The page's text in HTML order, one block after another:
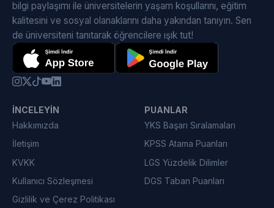
bilgi paylaşımı ile üniversitelerin yaşam koşullarını, eğitim
kalitesini ve sosyal olanaklarını daha yakından tanıyın. Sen
de üniversiteni tanıtarak öğrencilere ışık tut!
İNCELEYIN
Hakkımızda
İletişim
KVKK
Kullanıcı Sözleşmesi
Gizlilik ve Çerez Politikası
PUANLAR
YKS Başarı Sıralamaları
KPSS Atama Puanları
LGS Yüzdelik Dilimler
DGS Taban Puanları